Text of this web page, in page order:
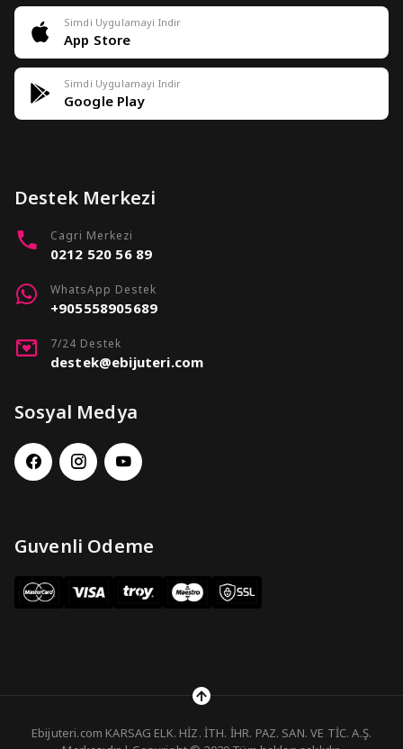
Simdi Uygulamayi Indir
App Store
Simdi Uygulamayi Indir
Google Play
Destek Merkezi
Cagri Merkezi
0212 520 56 89
WhatsApp Destek
+905558905689
7/24 Destek
destek@ebijuteri.com
Sosyal Medya
Guvenli Odeme
Ebijuteri.com KARSAG ELK. HİZ. İTH. İHR. PAZ. SAN. VE TİC. A.Ş.